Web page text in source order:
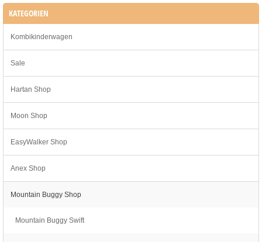
KATEGORIEN
Kombikinderwagen
Sale
Hartan Shop
Moon Shop
EasyWalker Shop
Anex Shop
Mountain Buggy Shop
Mountain Buggy Swift